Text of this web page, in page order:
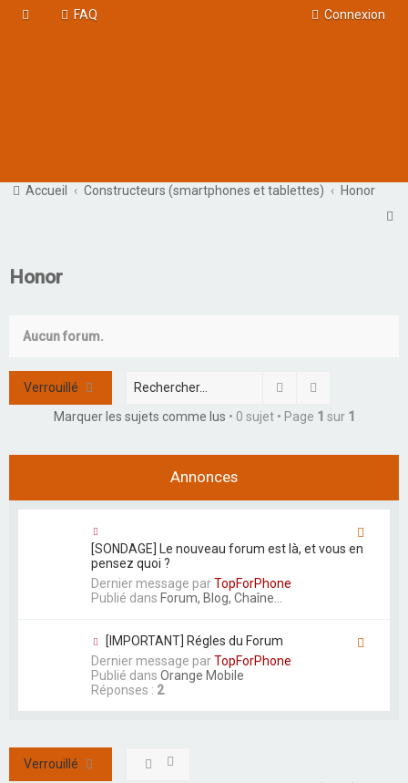
FAQ Connexion
Accueil Constructeurs (smartphones et tablettes)
Honor
Honor
Aucun forum.
Verrouillé Rechercher
Marquer les sujets comme lus • 0 sujet • Page 1 sur 1
Annonces
[SONDAGE] Le nouveau forum est là, et vous en
pensez quoi ?
Dernier message parTopForPhone
Publié dans Forum, Blog, Chaîne...
[IMPORTANT] Régles du Forum
Dernier message parTopForPhone
Publié dans Orange Mobile
Réponses : 2
Verrouillé